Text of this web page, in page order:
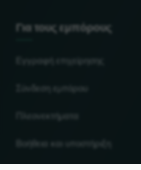
Για τους εμπόρους
Εγγραφή επιχείρησης
Πλεονεκτήματα
Βοήθεια και υποστήριξη